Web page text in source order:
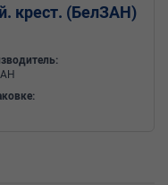
крест. (БелЗАН)